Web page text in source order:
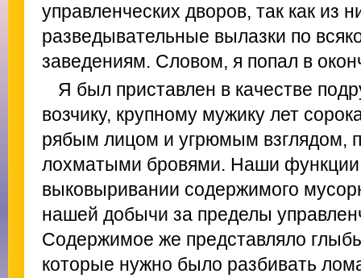
управленческих дворов, так как из
разведывательные вылазки по
заведениям. Словом, я попал в
Я был приставлен в качестве
возчику, крупному мужику лет
рябым лицом и угрюмым взглядом,
лохматыми бровями. Наши функции
выковыривании содержимого
нашей добычи за пределы
Содержимое же представляло
которые нужно было разбивать